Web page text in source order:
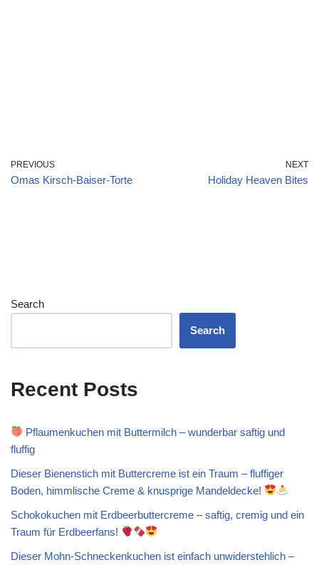
PREVIOUS
Omas Kirsch-Baiser-Torte
NEXT
Holiday Heaven Bites
Search
Search
Recent Posts
Pflaumenkuchen mit Buttermilch – wunderbar saftig und
fluffig
Dieser Bienenstich mit Buttercreme ist ein Traum – fluffiger
Boden, himmlische Creme & knusprige Mandeldecke!
Schokokuchen mit Erdbeerbuttercreme – saftig, cremig und ein
Traum für Erdbeerfans!
Dieser Mohn-Schneckenkuchen ist einfach unwiderstehlich –